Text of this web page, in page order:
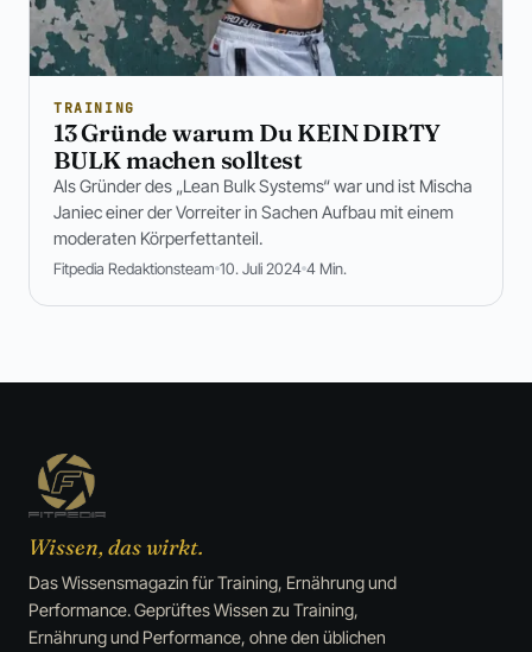
TRAINING
13 Gründe warum Du KEIN DIRTY
BULK machen solltest
Als Gründer des „Lean Bulk Systems“ war und ist Mischa
Janiec einer der Vorreiter in Sachen Aufbau mit einem
moderaten Körperfettanteil.
Fitpedia Redaktionsteam 10. Juli 2024 4 Min.
Wissen, das wirkt.
Das Wissensmagazin für Training, Ernährung und
Performance. Geprüftes Wissen zu Training,
Ernährung und Performance, ohne den üblichen